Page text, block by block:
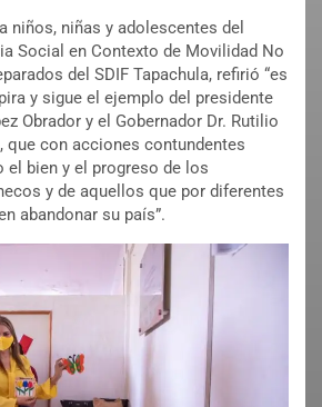
niños, niñas y adolescentes del
Social en Contexto de Movilidad No
del SDIF Tapachula, refirió “es
y sigue el ejemplo del presidente
Obrador y el Gobernador Dr. Rutilio
que con acciones contundentes
el bien y el progreso de los
y de aquellos que por diferentes
abandonar su país”.